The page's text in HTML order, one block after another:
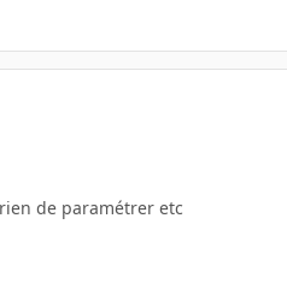
de paramétrer etc